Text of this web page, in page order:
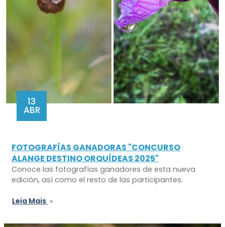
13
ABR
FOTOGRAFÍAS GANADORAS "CONCURSO
ALANGE DESTINO ORQUÍDEAS 2025"
Conoce las fotografías ganadores de esta nueva
edición, así como el resto de las participantes.
Leia Mais